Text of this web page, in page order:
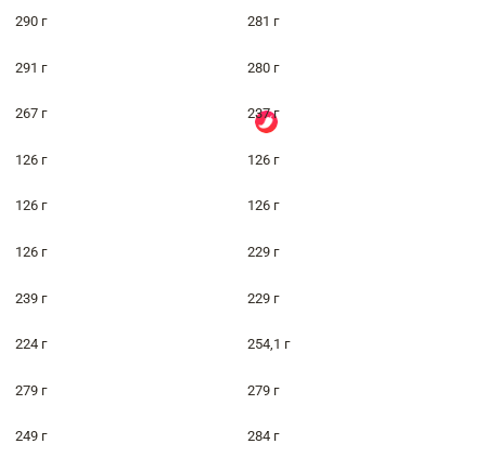
290 г 281 г
291 г 280 г
267 г 237 г
126 г 126 г
126 г 126 г
126 г 229 г
239 г 229 г
224 г 254,1 г
279 г 279 г
249 г 284 г